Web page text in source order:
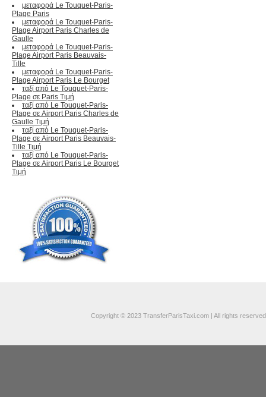
μεταφορά Le Touquet-Paris-
Plage Paris
μεταφορά Le Touquet-Paris-
Plage Airport Paris Charles de
Gaulle
μεταφορά Le Touquet-Paris-
Plage Airport Paris Beauvais-
Tille
μεταφορά Le Touquet-Paris-
Plage Airport Paris Le Bourget
ταξί από Le Touquet-Paris-
Plage σε Paris Τιμή
ταξί από Le Touquet-Paris-
Plage σε Airport Paris Charles de
Gaulle Τιμή
ταξί από Le Touquet-Paris-
Plage σε Airport Paris Beauvais-
Tille Τιμή
ταξί από Le Touquet-Paris-
Plage σε Airport Paris Le Bourget
Τιμή
Copyright © 2023 TransferParisTaxi.com | All rights reserved